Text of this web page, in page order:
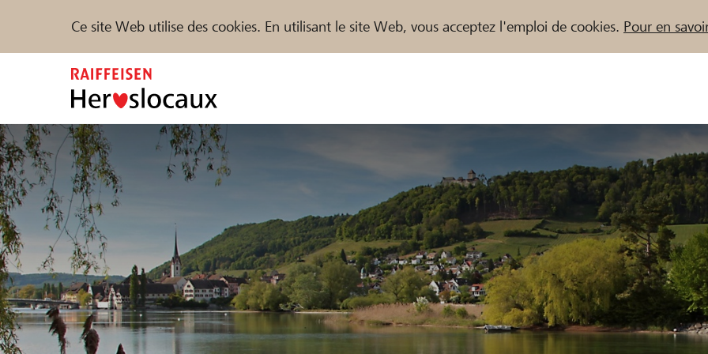
Ce site Web utilise des cookies. En utilisant le site Web, vous acceptez l'emploi de cookies. Pour en
Parrainer Soutien & assistance
Trouvez des projets et des organisations
DE FR IT